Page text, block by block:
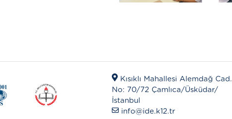
Kısıklı Mahallesi Alemdağ Cad.
No: 70/72 Çamlıca/Üsküdar/
İstanbul
info@ide.k12.tr